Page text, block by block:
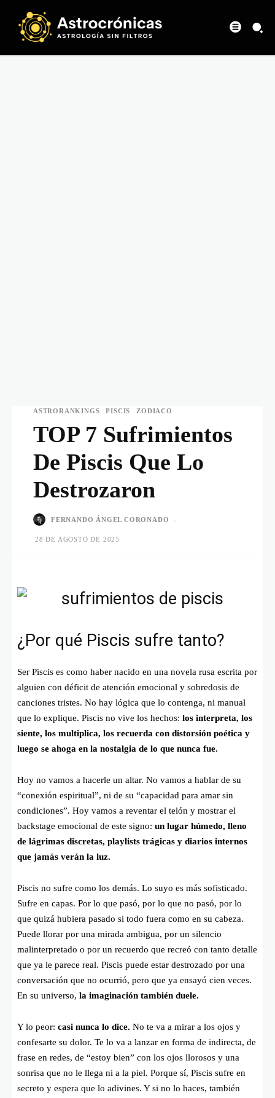
ASTRORANKINGS PISCIS ZODIACO
TOP 7 Sufrimientos
De Piscis Que Lo
Destrozaron
FERNANDO ÁNGEL CORONADO -
28 DE AGOSTO DE 2025
¿Por qué Piscis sufre tanto?
Ser Piscis es como haber nacido en una novela rusa escrita por
alguien con déficit de atención emocional y sobredosis de
canciones tristes. No hay lógica que lo contenga, ni manual
que lo explique. Piscis no vive los hechos: los interpreta, los
siente, los multiplica, los recuerda con distorsión poética y
luego se ahoga en la nostalgia de lo que nunca fue.
Hoy no vamos a hacerle un altar. No vamos a hablar de su
“conexión espiritual”, ni de su “capacidad para amar sin
condiciones”. Hoy vamos a reventar el telón y mostrar el
backstage emocional de este signo: un lugar húmedo, lleno
de lágrimas discretas, playlists trágicas y diarios internos
que jamás verán la luz.
Piscis no sufre como los demás. Lo suyo es más sofisticado.
Sufre en capas. Por lo que pasó, por lo que no pasó, por lo
que quizá hubiera pasado si todo fuera como en su cabeza.
Puede llorar por una mirada ambigua, por un silencio
malinterpretado o por un recuerdo que recreó con tanto detalle
que ya le parece real. Piscis puede estar destrozado por una
conversación que no ocurrió, pero que ya ensayó cien veces.
En su universo, la imaginación también duele.
Y lo peor: casi nunca lo dice. No te va a mirar a los ojos y
confesarte su dolor. Te lo va a lanzar en forma de indirecta, de
frase en redes, de “estoy bien” con los ojos llorosos y una
sonrisa que no le llega ni a la piel. Porque sí, Piscis sufre en
secreto y espera que lo adivines. Y si no lo haces, también